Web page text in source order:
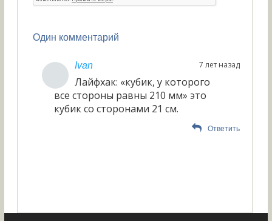
Один комментарий
Ivan 7 лет назад
Лайфхак: «кубик, у которого
все стороны равны 210 мм» это
кубик со сторонами 21 см.
Ответить